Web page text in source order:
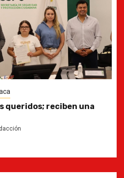
del Gobernador